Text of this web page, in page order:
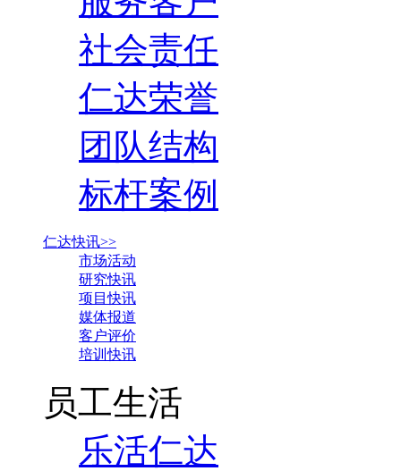
社会责任
仁达荣誉
团队结构
标杆案例
仁达快讯>>
市场活动
研究快讯
项目快讯
媒体报道
客户评价
培训快讯
员工生活
乐活仁达